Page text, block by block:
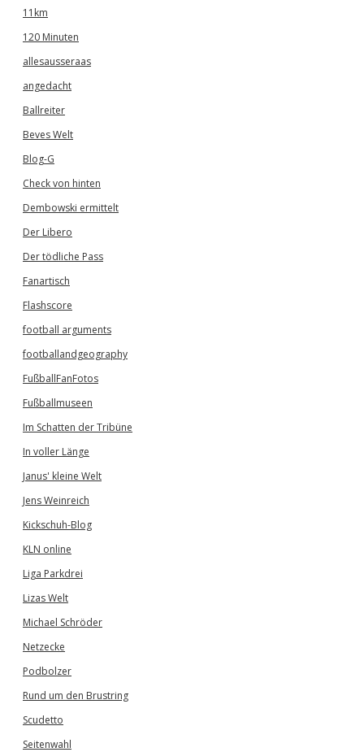
11km
120 Minuten
allesausseraas
angedacht
Ballreiter
Beves Welt
Blog-G
Check von hinten
Dembowski ermittelt
Der Libero
Der tödliche Pass
Fanartisch
Flashscore
football arguments
footballandgeography
FußballFanFotos
Fußballmuseen
Im Schatten der Tribüne
In voller Länge
Janus' kleine Welt
Jens Weinreich
Kickschuh-Blog
KLN online
Liga Parkdrei
Lizas Welt
Michael Schröder
Netzecke
Podbolzer
Rund um den Brustring
Scudetto
Seitenwahl